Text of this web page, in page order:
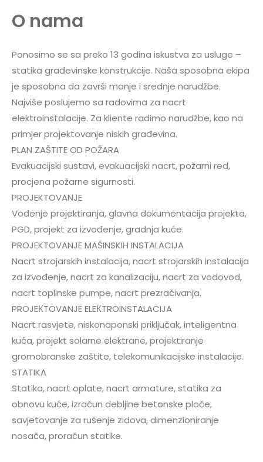
O nama
Ponosimo se sa preko 13 godina iskustva za usluge –
statika građevinske konstrukcije. Naša sposobna ekipa
je sposobna da završi manje i srednje narudžbe.
Najviše poslujemo sa radovima za nacrt
elektroinstalacije. Za kliente radimo narudžbe, kao na
primjer projektovanje niskih građevina.
PLAN ZAŠTITE OD POŽARA
Evakuacijski sustavi, evakuacijski nacrt, požarni red,
procjena požarne sigurnosti.
PROJEKTOVANJE
Vođenje projektiranja, glavna dokumentacija projekta,
PGD, projekt za izvođenje, gradnja kuće.
PROJEKTOVANJE MAŠINSKIH INSTALACIJA
Nacrt strojarskih instalacija, nacrt strojarskih instalacija
za izvođenje, nacrt za kanalizaciju, nacrt za vodovod,
nacrt toplinske pumpe, nacrt prezračivanja.
PROJEКTOVANJE ELEКTROINSTALACIJA
Nacrt rasvjete, niskonaponski priključak, inteligentna
kuća, projekt solarne elektrane, projektiranje
gromobranske zaštite, telekomunikacijske instalacije.
STATIKA
Statika, nacrt oplate, nacrt armature, statika za
obnovu kuće, izračun debljine betonske ploče,
savjetovanje za rušenje zidova, dimenzioniranje
nosača, proračun statike.